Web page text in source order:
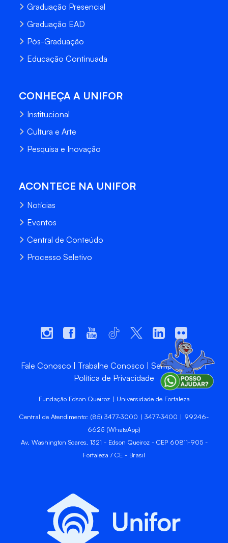
Graduação Presencial
Graduação EAD
Pós-Graduação
Educação Continuada
CONHEÇA A UNIFOR
Institucional
Cultura e Arte
Pesquisa e Inovação
ACONTECE NA UNIFOR
Notícias
Eventos
Central de Conteúdo
Processo Seletivo
Fale Conosco Trabalhe Conosco
Sempre Unifor
Política de Privacidade
Fundação Edson Queiroz | Universidade de Fortaleza
Central de Atendimento: (85) 3477-3000 | 3477-3400 | 99246-
6625 (WhatsApp)
Av. Washington Soares, 1321 - Edson Queiroz - CEP 60811-905 -
Fortaleza / CE - Brasil